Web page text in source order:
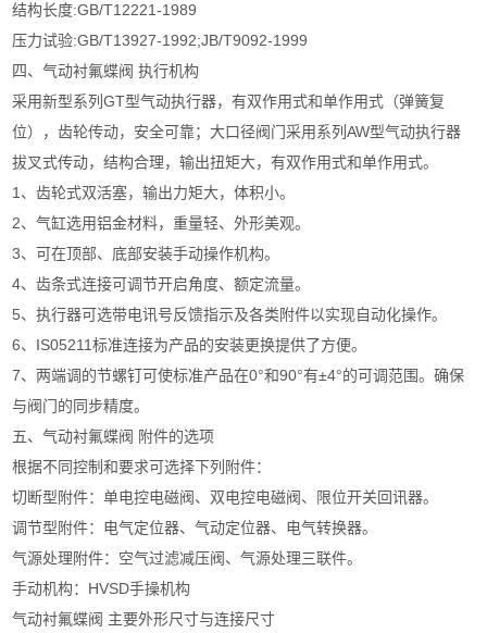
结构长度:GB/T12221-1989
压力试验:GB/T13927-1992;JB/T9092-1999
四、气动衬氟蝶阀 执行机构
采用新型系列GT型气动执行器，有双作用式和单作用式（弹簧复
位），齿轮传动，安全可靠；大口径阀门采用系列AW型气动执行器
拔叉式传动，结构合理，输出扭矩大，有双作用式和单作用式。
1、齿轮式双活塞，输出力矩大，体积小。
2、气缸选用铝金材料，重量轻、外形美观。
3、可在顶部、底部安装手动操作机构。
4、齿条式连接可调节开启角度、额定流量。
5、执行器可选带电讯号反馈指示及各类附件以实现自动化操作。
6、IS05211标准连接为产品的安装更换提供了方便。
7、两端调的节螺钉可使标准产品在0°和90°有±4°的可调范围。确保
与阀门的同步精度。
五、气动衬氟蝶阀 附件的选项
根据不同控制和要求可选择下列附件：
切断型附件：单电控电磁阀、双电控电磁阀、限位开关回讯器。
调节型附件：电气定位器、气动定位器、电气转换器。
气源处理附件：空气过滤减压阀、气源处理三联件。
手动机构：HVSD手操机构
气动衬氟蝶阀 主要外形尺寸与连接尺寸